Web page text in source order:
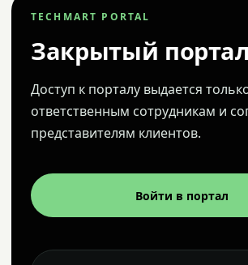
TECHMART PORTAL
Закрытый портал
Доступ к порталу выдается
ответственным сотрудникам и
представителям клиентов.
Войти в портал